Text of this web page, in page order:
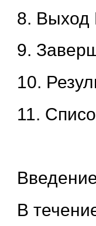
8. Выход
9.
10.
11.
В